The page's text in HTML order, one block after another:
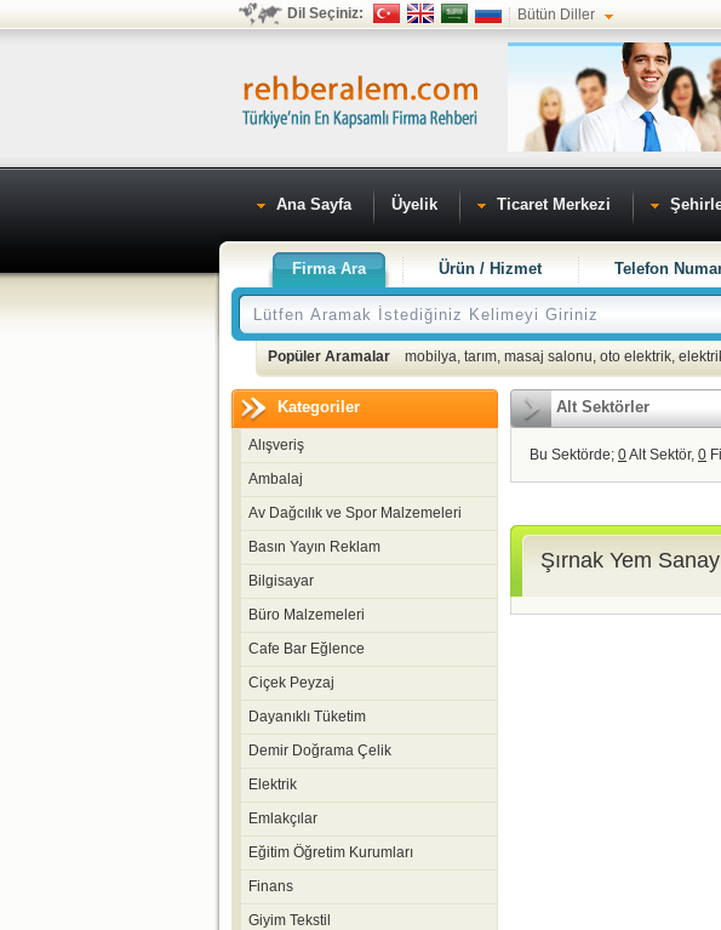
Dil Seçiniz: Bütün Diller
Ana Sayfa Üyelik Ticaret Merkezi
Firma Ara Ürün / Hizmet Telefon
Popüler Aramalar mobilya, tarım, masaj salonu, oto elektrik,
Kategoriler
Alışveriş
Ambalaj
Av Dağcılık ve Spor Malzemeleri
Basın Yayın Reklam
Bilgisayar
Büro Malzemeleri
Cafe Bar Eğlence
Ciçek Peyzaj
Dayanıklı Tüketim
Demir Doğrama Çelik
Elektrik
Emlakçılar
Eğitim Öğretim Kurumları
Finans
Giyim Tekstil
Alt Sektörler
Bu Sektörde; 0Alt Sektör, 0
Şırnak Yem